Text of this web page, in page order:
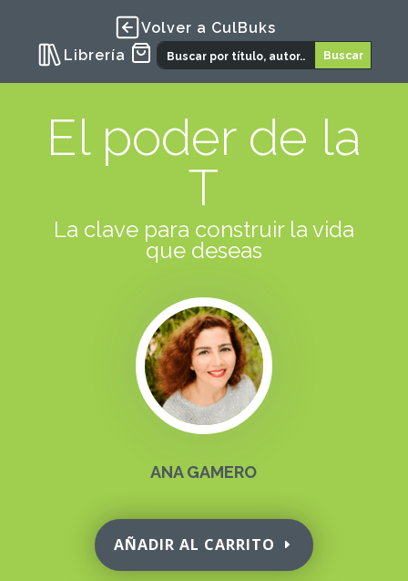
Volver a CulBuks
Librería
El poder de la
T
La clave para construir la vida
que deseas
ANA GAMERO
AÑADIR AL CARRITO